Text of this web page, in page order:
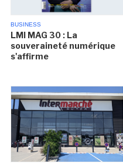
BUSINESS
LMI MAG 30 : La
souveraineté numérique
s'affirme